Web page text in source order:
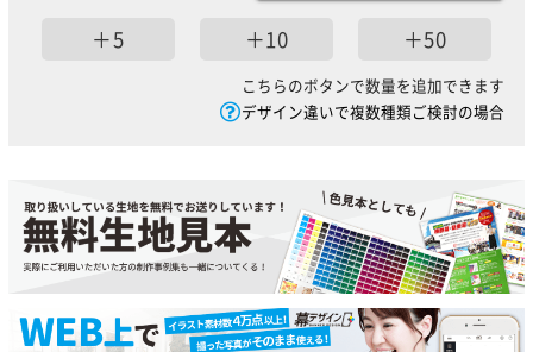
＋5 ＋10 ＋50
こちらのボタンで数量を追加できます
デザイン違いで複数種類ご検討の場合